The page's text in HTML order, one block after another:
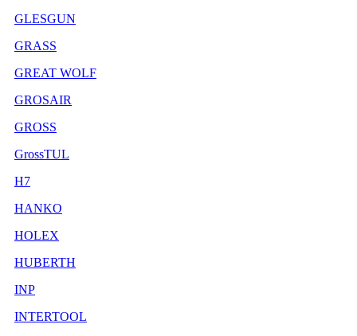
GLESGUN
GRASS
GREAT WOLF
GROSAIR
GROSS
GrossTUL
H7
HANKO
HOLEX
HUBERTH
INP
INTERTOOL